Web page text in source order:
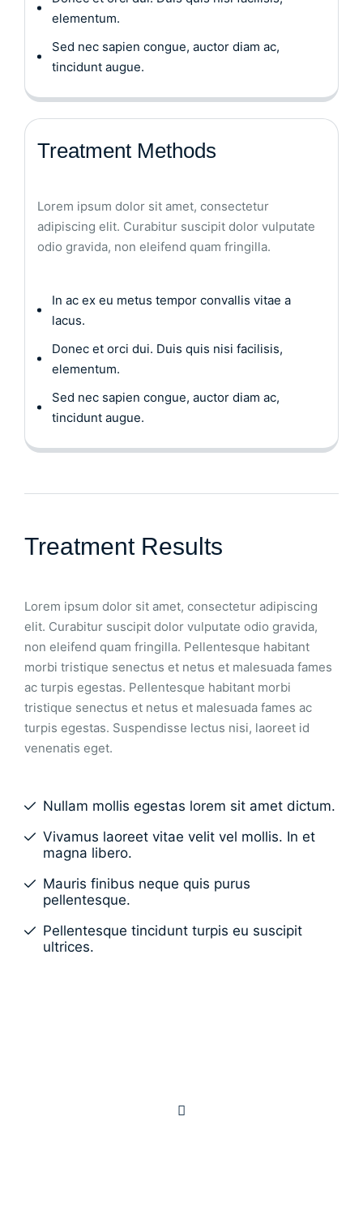
elementum.
Sed nec sapien congue, auctor diam ac,
tincidunt augue.
Treatment Methods
Lorem ipsum dolor sit amet, consectetur
adipiscing elit. Curabitur suscipit dolor vulputate
odio gravida, non eleifend quam fringilla.
In ac ex eu metus tempor convallis vitae a
lacus.
Donec et orci dui. Duis quis nisi facilisis,
elementum.
Sed nec sapien congue, auctor diam ac,
tincidunt augue.
Treatment Results
Lorem ipsum dolor sit amet, consectetur adipiscing
elit. Curabitur suscipit dolor vulputate odio gravida,
non eleifend quam fringilla. Pellentesque habitant
morbi tristique senectus et netus et malesuada fames
ac turpis egestas. Pellentesque habitant morbi
tristique senectus et netus et malesuada fames ac
turpis egestas. Suspendisse lectus nisi, laoreet id
venenatis eget.
Nullam mollis egestas lorem sit amet dictum.
Vivamus laoreet vitae velit vel mollis. In et
magna libero.
Mauris finibus neque quis purus
pellentesque.
Pellentesque tincidunt turpis eu suscipit
ultrices.